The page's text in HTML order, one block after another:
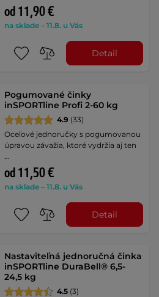
od 11,90 €
na sklade – 11.8. u Vás
Detail
Pogumované činky
inSPORTline Profi 2-60 kg
4.9 (33)
Oceľové jednoručky s pogumovanou
úpravou závažia, ktoré vydržia aj ten
…
od 11,50 €
na sklade – 11.8. u Vás
Detail
Nastaviteľná jednoručná činka
inSPORTline DuraBell® 6,5-
24,5 kg
4.5 (3)